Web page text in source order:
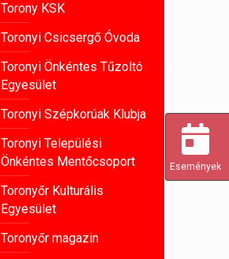
Torony KSK
Toronyi Csicsergő Óvoda
Toronyi Önkéntes Tűzoltó
Egyesület
Toronyi Szépkorúak Klubja
Toronyi Települési
Önkéntes Mentőcsoport
Toronyőr Kulturális
Egyesület
Toronyőr magazin
Események